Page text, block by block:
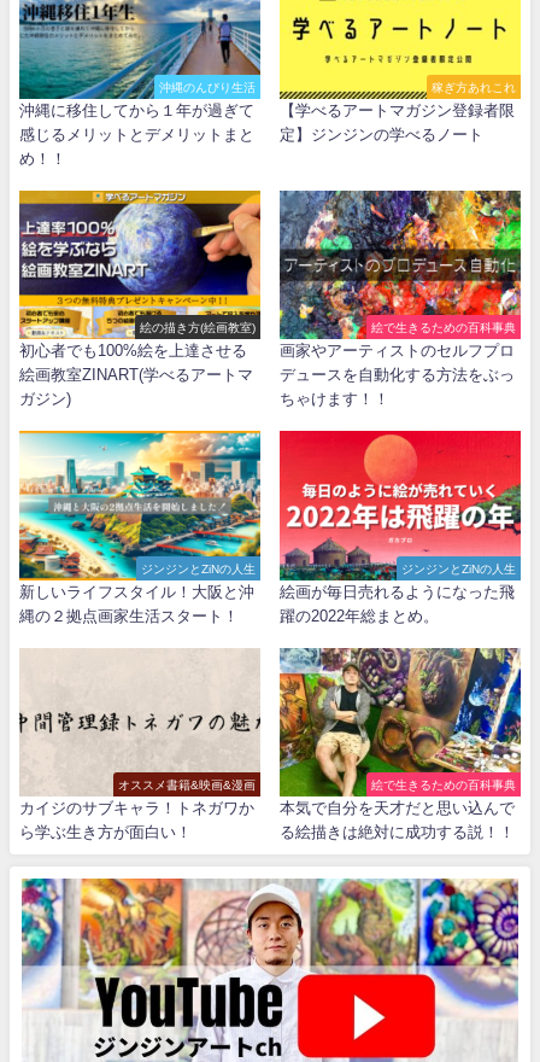
沖縄のんびり生活
沖縄に移住してから１年が過ぎて
感じるメリットとデメリットまと
め！！
稼ぎ方あれこれ
【学べるアートマガジン登録者限
定】ジンジンの学べるノート
絵の描き方(絵画教室)
初心者でも100%絵を上達させる
絵画教室ZINART(学べるアートマ
ガジン)
絵で生きるための百科事典
画家やアーティストのセルフプロ
デュースを自動化する方法をぶっ
ちゃけます！！
ジンジンとZiNの人生
新しいライフスタイル！大阪と沖
縄の２拠点画家生活スタート！
ジンジンとZiNの人生
絵画が毎日売れるようになった飛
躍の2022年総まとめ。
オススメ書籍&映画&漫画
カイジのサブキャラ！トネガワか
ら学ぶ生き方が面白い！
絵で生きるための百科事典
本気で自分を天才だと思い込んで
る絵描きは絶対に成功する説！！